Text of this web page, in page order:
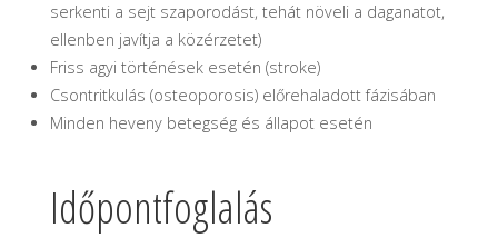
serkenti a sejt szaporodást, tehát növeli a daganatot,
ellenben javítja a közérzetet)
Friss agyi történések esetén (stroke)
Csontritkulás (osteoporosis) előrehaladott fázisában
Minden heveny betegség és állapot esetén
Időpontfoglalás